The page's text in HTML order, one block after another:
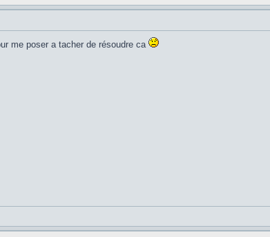
me poser a tacher de résoudre ca